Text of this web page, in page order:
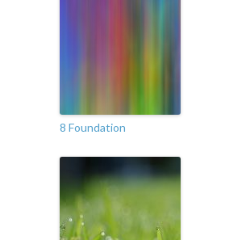
8 Foundation